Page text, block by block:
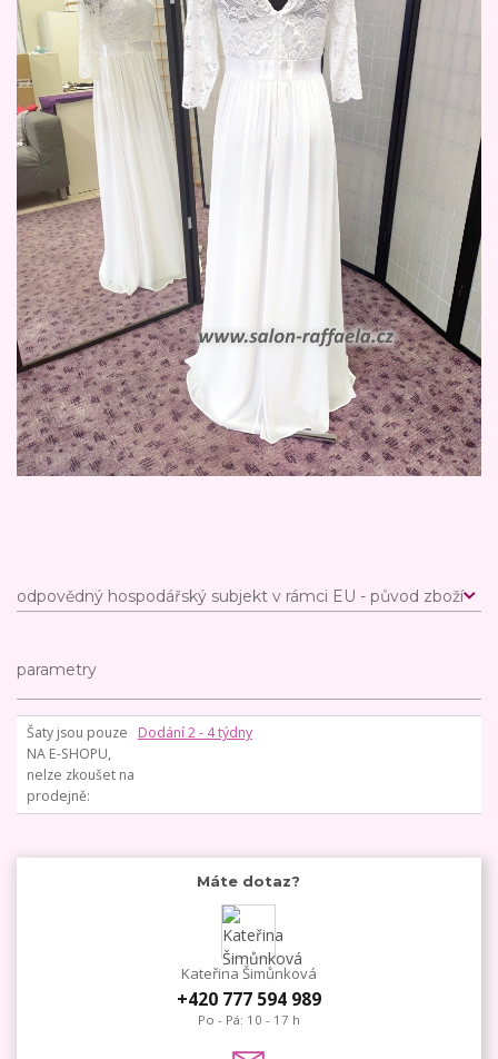
odpovědný hospodářský subjekt v rámci EU - původ zboží
parametry
Šaty jsou pouze
NA E-SHOPU,
nelze zkoušet na
prodejně
Dodání 2 - 4 týdny
Máte dotaz?
Kateřina Šimůnková
+420 777 594 989
Po - Pá: 10 - 17 h